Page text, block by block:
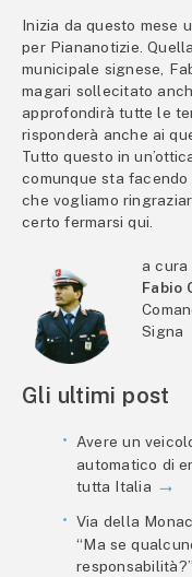
Inizia da questo mese
per Piananotizie.
municipale signese,
magari sollecitato
approfondirà tutte le
risponderà anche ai
Tutto questo in
comunque sta
che vogliamo
certo fermarsi qui.
a cura
Fabio
Signa
Gli ultimi post
Avere un
automatico di
tutta Italia
Via della
“Ma se